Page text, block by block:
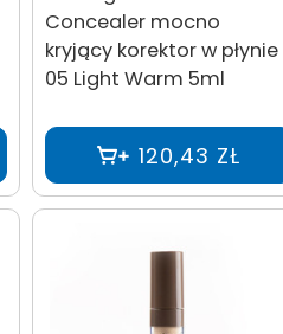
Concealer mocno
kryjący korektor w płynie
05 Light Warm 5ml
120,43 ZŁ